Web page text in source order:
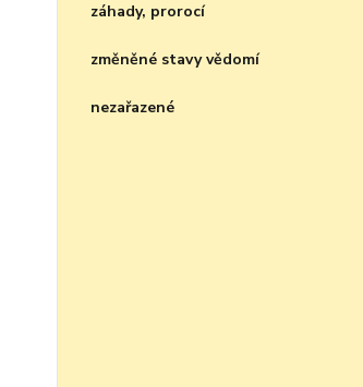
záhady, prorocí
změněné stavy vědomí
nezařazené